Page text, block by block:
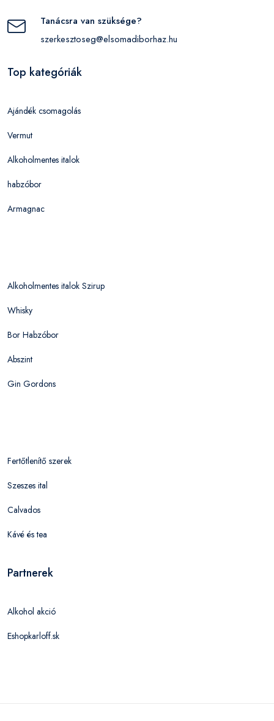
Tanácsra van szüksége?
szerkesztoseg@elsomadiborhaz.hu
Top kategóriák
Ajándék csomagolás
Vermut
Alkoholmentes italok
habzóbor
Armagnac
Alkoholmentes italok Szirup
Whisky
Bor Habzóbor
Abszint
Gin Gordons
Fertőtlenítő szerek
Szeszes ital
Calvados
Kávé és tea
Partnerek
Alkohol akció
Eshopkarloff.sk